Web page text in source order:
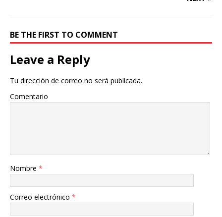
BE THE FIRST TO COMMENT
Leave a Reply
Tu dirección de correo no será publicada.
Comentario
Nombre *
Correo electrónico *